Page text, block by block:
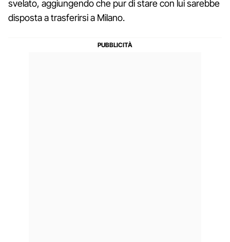
svelato, aggiungendo che pur di stare con lui sarebbe
disposta a trasferirsi a Milano.